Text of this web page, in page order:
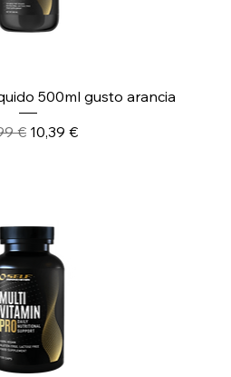
500ml gusto arancia
regolare
€ Prezzo scontato
10,39 €